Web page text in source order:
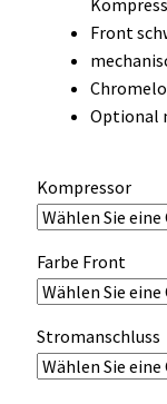
OCX 2 Serie
Geräte Optionen
FAQ´s zur Website
Wissenswertes
Konfigurator
Kontakt
Front
Optional
Kompressor
Farbe Front
Stromanschluss